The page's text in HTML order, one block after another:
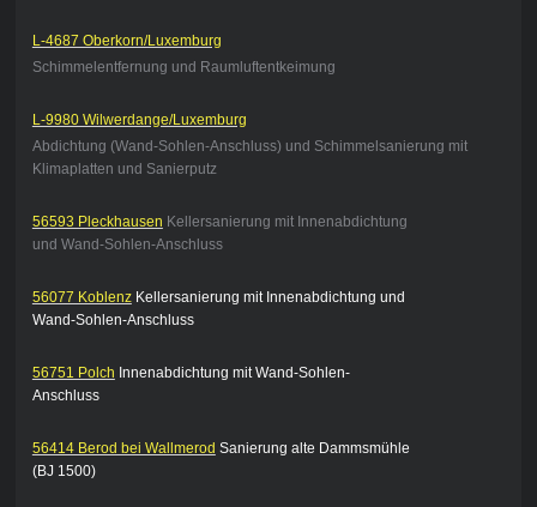
L-4687 Oberkorn/Luxemburg
Schimmelentfernung und Raumluftentkeimung
L-9980 Wilwerdange/Luxemburg
Abdichtung (Wand-Sohlen-Anschluss) und Schimmelsanierung mit
Klimaplatten und Sanierputz
56593 Pleckhausen Kellersanierung mit Innenabdichtung
und Wand-Sohlen-Anschluss
56077 Koblenz Kellersanierung mit Innenabdichtung und
Wand-Sohlen-Anschluss
56751 Polch Innenabdichtung mit Wand-Sohlen-
Anschluss
56414 Berod bei Wallmerod Sanierung alte Dammsmühle
(BJ 1500)